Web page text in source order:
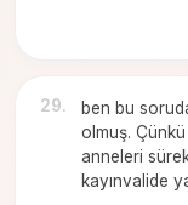
29.
ben bu
olmuş.
anneleri
kayınvalide